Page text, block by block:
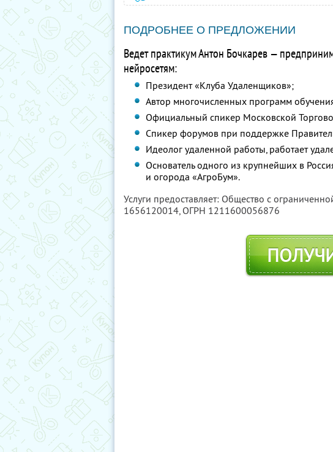
ПОДРОБНЕЕ О ПРЕДЛОЖЕНИИ
Ведет практикум Антон Бочкарев —
нейросетям:
Президент «Клуба Удаленщиков»;
Автор многочисленных программ
Официальный спикер Московской
Спикер форумов при поддержке
Идеолог удаленной работы, работает
Основатель одного из крупнейших в
и огорода «АгроБум».
Услуги предоставляет: Общество с
1656120014, ОГРН 1211600056876